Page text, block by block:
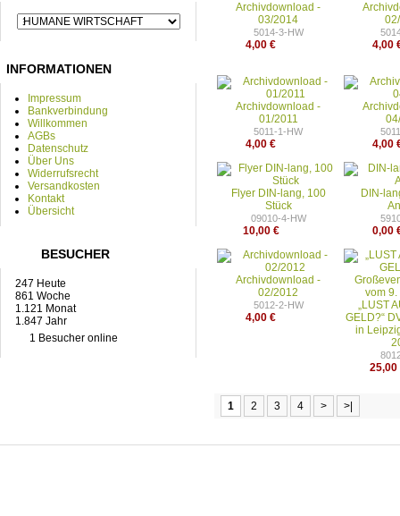
INFORMATIONEN
Impressum
Bankverbindung
Willkommen
AGBs
Datenschutz
Über Uns
Widerrufsrecht
Versandkosten
Kontakt
Übersicht
BESUCHER
247 Heute
861 Woche
1.121 Monat
1.847 Jahr
1 Besucher online
Archivdownload -
03/2014
5014-3-HW
4,00 € 4,00
Archivdownload -
01/2011
5011-1-HW
4,00 € 4,00
Flyer DIN-lang, 100
Stück
09010-4-HW
10,00 €
DIN-
0,00
Archivdownload -
02/2012
5012-2-HW
4,00 €
„LUST
GELD?“
in
25,00
1 2 3 4 > >|